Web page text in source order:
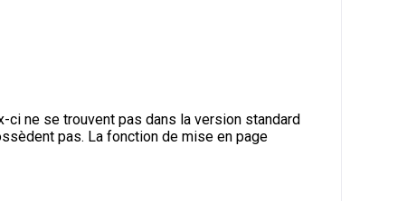
ne se trouvent pas dans la version standard
pas. La fonction de mise en page